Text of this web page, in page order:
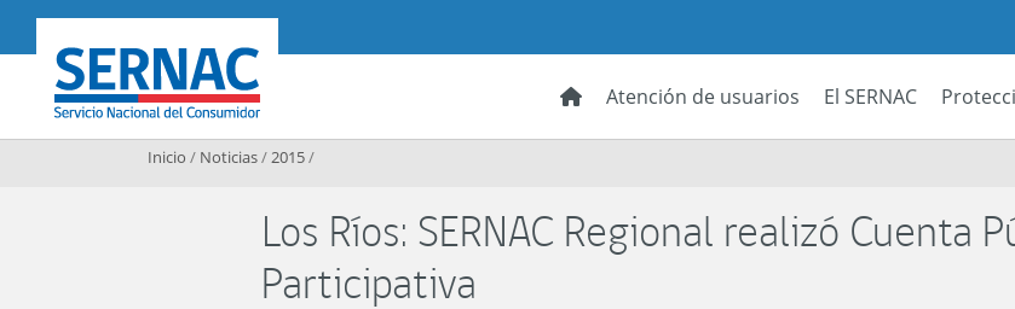
SERNAC
Atención de usuarios El SERNAC
Inicio / Noticias/2015/
Los Ríos: SERNAC Regional realizó Cuenta
Participativa